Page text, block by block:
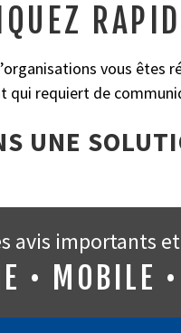
vous
qui requiert de
UNE
avis importants
• MOBILE